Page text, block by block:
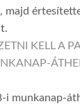
majd
KELL A
i munkanap-